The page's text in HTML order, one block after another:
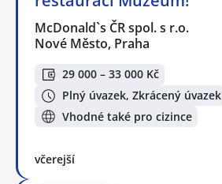
McDonald`s ČR spol. s r.o.
Nové Město, Praha
29 000 – 33 000 Kč
Plný úvazek, Zkrácený úvazek
Vhodné také pro cizince
včerejší